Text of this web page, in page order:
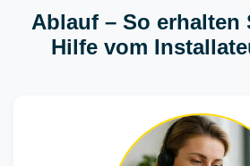
Ablauf – So erhalten
Hilfe vom